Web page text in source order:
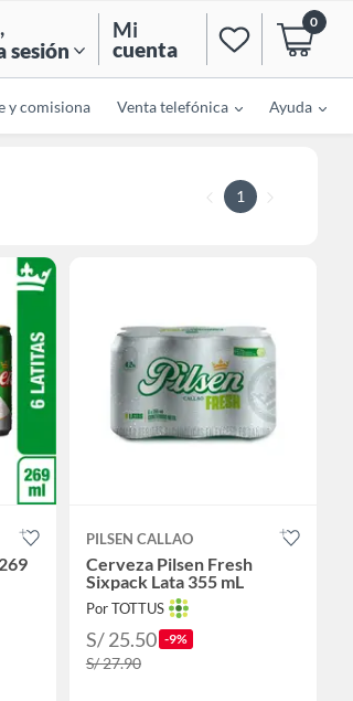
,
sesión
Mi
cuenta
0
y comisiona Venta telefónica Ayuda
1
PILSEN CALLAO
Cerveza Pilsen Fresh
Sixpack Lata 355 mL
Por TOTTUS
S/ 25.50 -9%
S/ 27.90